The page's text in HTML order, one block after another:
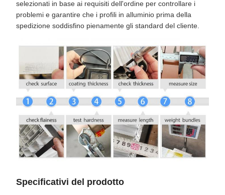
selezionati in base ai requisiti dell'ordine per controllare i
problemi e garantire che i profili in alluminio prima della
spedizione soddisfino pienamente gli standard del cliente.
Specificativi del prodotto